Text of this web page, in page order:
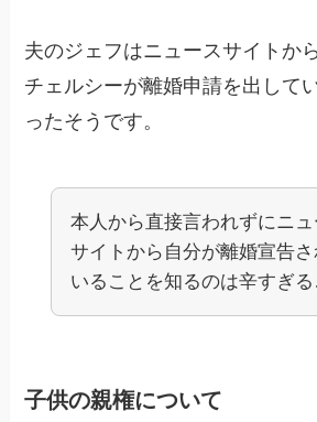
夫のジェフはニュースサイトか
チェルシーが離婚申請を出して
ったそうです。
本人から直接言われずにニュ
サイトから自分が離婚宣告さ
いることを知るのは辛すぎ
子供の親権について